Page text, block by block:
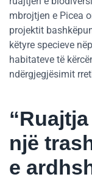
mbrojtjen e Picea
projektit
këtyre specieve
habitateve të
ndërgjegjësimit
një
e